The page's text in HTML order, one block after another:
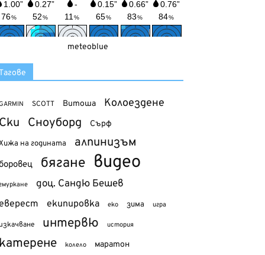
meteoblue
SCOTT Витоша Колоездене
Сноуборд Сърф
на годината алпинизъм
бягане видео
доц. Сандю Бешев
екипировка еко зима игра
интервю история
колело маратон